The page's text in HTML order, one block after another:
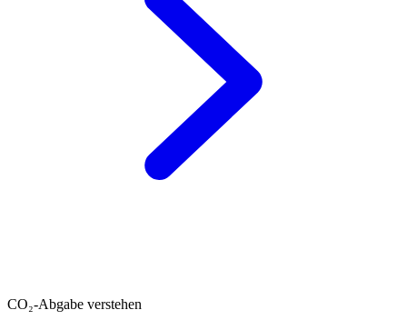
CO₂-Abgabe verstehen